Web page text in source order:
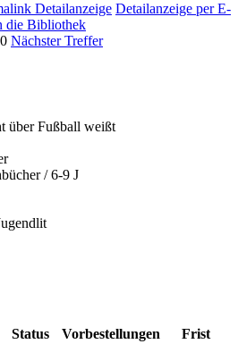
Detailanzeige Detailanzeige per E-
die Bibliothek
Nächster Treffer
über Fußball weißt
/ 6-9 J
Status Vorbestellungen
Frist